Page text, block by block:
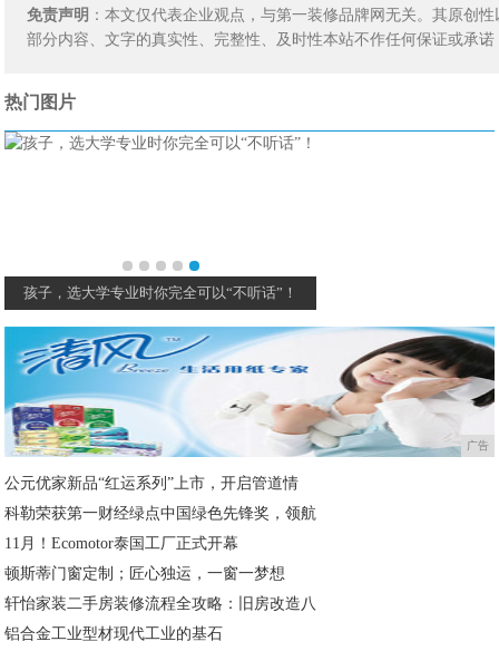
免责声明 ：本文仅代表企业观点，与第一装修品牌网无关。其原创
部分内容、文字的真实性、完整性、及时性本站不作任何保证或承
热门图片
孩子，选大学专业时你完全可以“不听话”！
广告
公元优家新品“红运系列”上市，开启管道情
科勒荣获第一财经绿点中国绿色先锋奖，领航
11月！Ecomotor泰国工厂正式开幕
顿斯蒂门窗定制；匠心独运，一窗一梦想
轩怡家装二手房装修流程全攻略：旧房改造八
铝合金工业型材现代工业的基石